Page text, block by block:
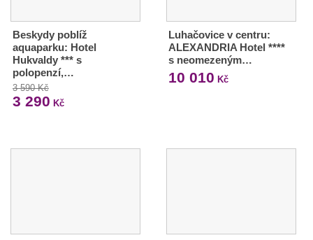
Beskydy poblíž
aquaparku: Hotel
Hukvaldy *** s
polopenzí,…
3 590 Kč
3 290 Kč
Luhačovice v centru:
ALEXANDRIA Hotel ****
s neomezeným…
10 010 Kč